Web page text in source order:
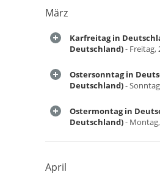
März
Karfreitag in
Deutschland)- Freitag,
Ostersonntag in
Deutschland)-
Ostermontag in
Deutschland)-
April